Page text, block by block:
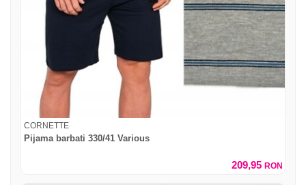
CORNETTE
Pijama barbati 330/41 Various
209,95 RON